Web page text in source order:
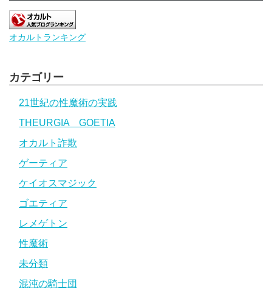
オカルトランキング
カテゴリー
21世紀の性魔術の実践
THEURGIA GOETIA
オカルト詐欺
ゲーティア
ケイオスマジック
ゴエティア
レメゲトン
性魔術
未分類
混沌の騎士団